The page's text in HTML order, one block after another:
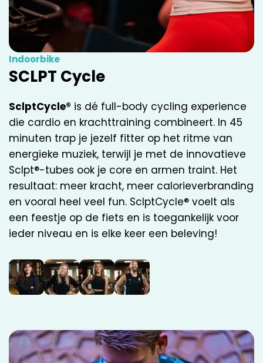
Indoorbike
SCLPT Cycle
SclptCycle® is dé full-body cycling experience
die cardio en krachttraining combineert. In 45
minuten trap je jezelf fitter op het ritme van
energieke muziek, terwijl je met de innovatieve
Sclpt®-tubes ook je core en armen traint. Het
resultaat: meer kracht, meer calorieverbranding
en vooral heel veel fun. SclptCycle® voelt als
een feestje op de fiets en is toegankelijk voor
ieder niveau en is elke keer een beleving!